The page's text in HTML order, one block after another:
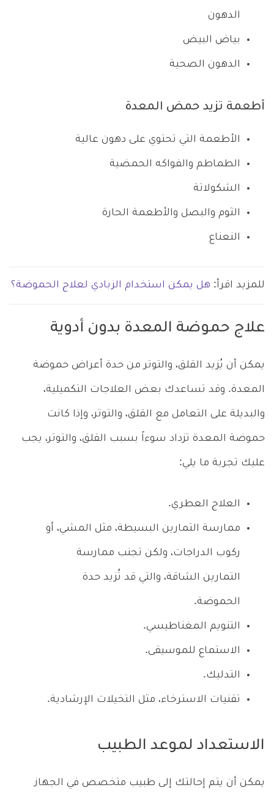
الدهون
بياض البيض
الدهون الصحية
أطعمة تزيد حمض المعدة
الأطعمة التي تحتوي على دهون عالية
الطماطم والفواكه الحمضية
الشكولاتة
الثوم والبصل والأطعمة الحارة
النعناع
للمزيد اقرأ: هل يمكن استخدام الزبادي لعلاج الحموضة؟
علاج حموضة المعدة بدون أدوية
يمكن أن يُزيد القلق، والتوتر من حدة أعراض حموضة
المعدة. وقد تساعدك بعض العلاجات التكميلية،
والبديلة على التعامل مع القلق، والتوتر، وإذا كانت
حموضة المعدة تزداد سوءاً بسبب القلق، والتوتر، يجب
عليك تجربة ما يلي:
العلاج العطري.
ممارسة التمارين البسيطة، مثل المشي، أو
ركوب الدراجات، ولكن تجنب ممارسة
التمارين الشاقة، والتي قد تُزيد حدة
الحموضة.
التنويم المغناطيسي.
الاستماع للموسيقى.
التدليك.
تقنيات الاسترخاء، مثل التخيلات الإرشادية.
الاستعداد لموعد الطبيب
يمكن أن يتم إحالتك إلى طبيب متخصص في الجهاز